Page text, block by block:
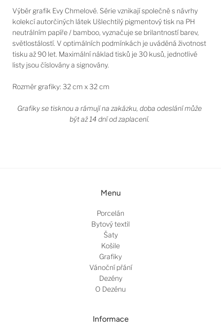
Výběr grafik Evy Chmelové. Série vznikají společně s návrhy
kolekcí autorčiných látek Ušlechtilý pigmentový tisk na PH
neutrálním papíře / bamboo, vyznačuje se brilantností barev,
světlostálostí. V optimálních podmínkách je uváděná životnost
tisku až 90 let. Maximální náklad tisků je 30 kusů, jednotlivé
listy jsou číslovány a signovány.
Rozměr grafiky: 32 cm x 32 cm
Grafiky se tisknou a rámují na zakázku, doba odeslání může
být až 14 dní od zaplacení.
Menu
Porcelán
Bytový textil
Šaty
Košile
Grafiky
Vánoční přání
Dezény
O Dezénu
Informace